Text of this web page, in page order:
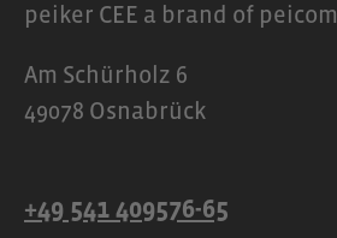
peiker CEE a brand of peicom
Am Schürholz 6
49078 Osnabrück
+49 541 409576-65